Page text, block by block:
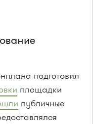
подготовил
площадки
публичные